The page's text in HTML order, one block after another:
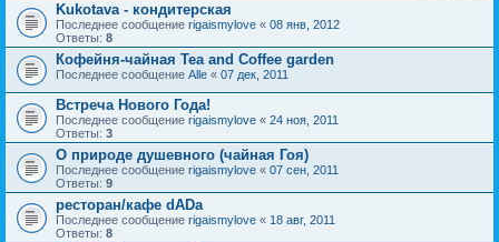
Kukotava - кондитерская
Последнее сообщение rigaismylove « 08 янв, 2012
Ответы: 8
Кофейня-чайная Tea and Coffee garden
Последнее сообщение Alle « 07 дек, 2011
Встреча Нового Года!
Последнее сообщение rigaismylove « 24 ноя, 2011
Ответы: 3
О природе душевного (чайная Гоя)
Последнее сообщение rigaismylove « 07 сен, 2011
Ответы: 9
ресторан/кафе dADa
Последнее сообщение rigaismylove « 18 авг, 2011
Ответы: 8